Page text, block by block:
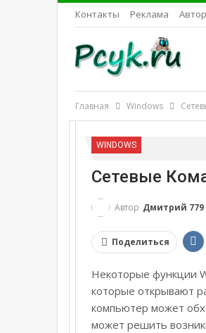
Контакты Реклама
Главная Windows
WINDOWS
Сетевые
Автор Дмитрий 779
Поделиться
Некоторые функции
которые открывают
компьютер может
может решить